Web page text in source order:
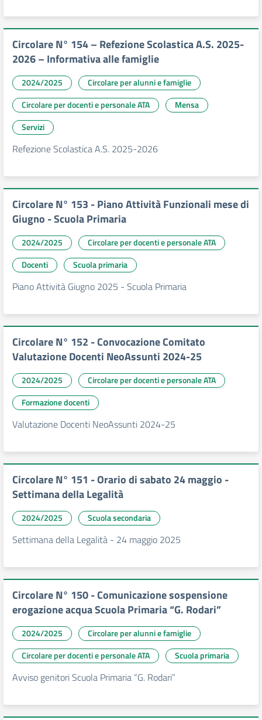
Circolare N° 154 – Refezione Scolastica A.S. 2025-
2026 – Informativa alle famiglie
2024/2025
Circolare per alunni e famiglie
Circolare per docenti e personale ATA
Mensa
Servizi
Refezione Scolastica A.S. 2025-2026
Circolare N° 153 - Piano Attività Funzionali mese di
Giugno - Scuola Primaria
2024/2025
Circolare per docenti e personale ATA
Docenti
Scuola primaria
Piano Attività Giugno 2025 - Scuola Primaria
Circolare N° 152 - Convocazione Comitato
Valutazione Docenti NeoAssunti 2024-25
2024/2025
Circolare per docenti e personale ATA
Formazione docenti
Valutazione Docenti NeoAssunti 2024-25
Circolare N° 151 - Orario di sabato 24 maggio -
Settimana della Legalità
2024/2025 Scuola secondaria
Settimana della Legalità - 24 maggio 2025
Circolare N° 150 - Comunicazione sospensione
erogazione acqua Scuola Primaria “G. Rodari”
2024/2025
Circolare per alunni e famiglie
Circolare per docenti e personale ATA
Scuola primaria
Avviso genitori Scuola Primaria “G. Rodari”